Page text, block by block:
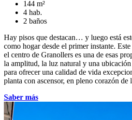
144 m²
4 hab.
2 baños
Hay pisos que destacan… y luego está
como hogar desde el primer instante.
el centro de Granollers es una de esas
la amplitud, la luz natural y una
para ofrecer una calidad de vida
planta con ascensor, en pleno corazón
Saber más